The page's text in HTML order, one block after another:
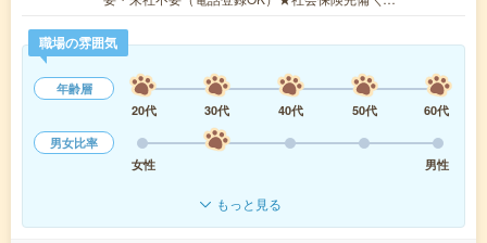
職場の雰囲気
年齢層
20代
30代 40代 50代
60代
男女比率
女性
男性
もっと見る